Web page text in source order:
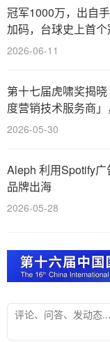
冠军1000万，出自
加码，台球史上首个
2026-06-11
第十七届虎啸奖揭
度营销技术服务商
2026-05-30
Aleph 利用Spotify
品牌出海
2026-05-28